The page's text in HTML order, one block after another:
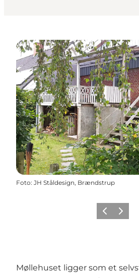
Foto: JH Ståldesign, Brændstrup
ForrigeNæste
Møllehuset ligger som et